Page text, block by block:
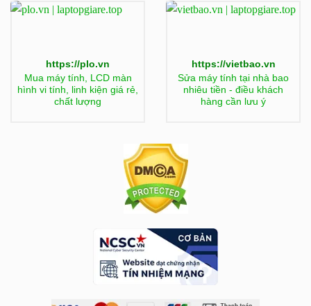
https://plo.vn
Mua máy tính, LCD màn
hình vi tính, linh kiện giá rẻ,
chất lượng
https://vietbao.vn
Sửa máy tính tại nhà bao
nhiêu tiền - điều khách
hàng cần lưu ý